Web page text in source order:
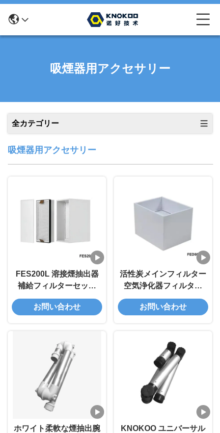
吸煙器用アクセサリー
全カテゴリー
吸煙器用アクセサリー
FES200L 溶接煙抽出器
補給フィルターセット
4.5kg
お問い合わせ
活性炭メインフィルター
空気浄化器フィルター
FED80 溶接煙抽出器用
お問い合わせ
ホワイト柔軟な煙抽出腕
KNOKOO ユニバーサル